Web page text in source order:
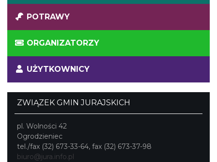
POTRAWY
ORGANIZATORZY
UŻYTKOWNICY
ZWIĄZEK GMIN JURAJSKICH
pl. Wolności 42
Ogrodzieniec
tel./fax (32) 673-33-64, fax (32) 673-37-98
biuro@jura.info.pl